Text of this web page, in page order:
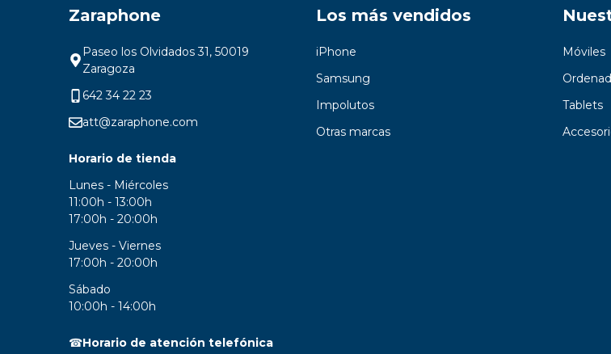
Zaraphone
Paseo los Olvidados 31, 50019
Zaragoza
642 34 22 23
att@zaraphone.com
Horario de tienda
Lunes - Miércoles
11:00h - 13:00h
17:00h - 20:00h
Jueves - Viernes
17:00h - 20:00h
Sábado
10:00h - 14:00h
☎Horario de atención telefónica
Los más vendidos
iPhone
Samsung
Impolutos
Otras marcas
Móviles
Tablets